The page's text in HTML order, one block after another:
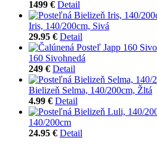
1499 € Detail
Iris, 140/200cm, Sivá
29.95 € Detail
160 Sivohnedá
249 € Detail
Bielizeň Selma, 140/200cm, Žltá
4.99 € Detail
140/200cm
24.95 € Detail